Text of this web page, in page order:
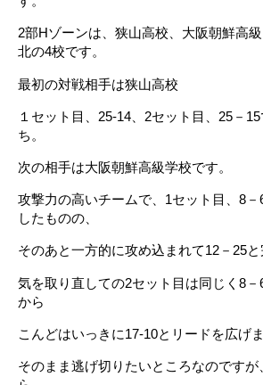
2部Hゾーンは、狭山高校、大阪朝鮮高
北の4校です。
最初の対戦相手は狭山高校
１セット目、25-14、2セット目、25－
ち。
次の相手は大阪朝鮮高級学校です。
攻撃力の高いチームで、1セット目、8
したものの、
そのあと一方的に攻め込まれて12－25と
気を取り直しての2セット目は同じく8－
から
こんどはいっきに17-10とリードを広げま
そのまま逃げ切りたいところなのです